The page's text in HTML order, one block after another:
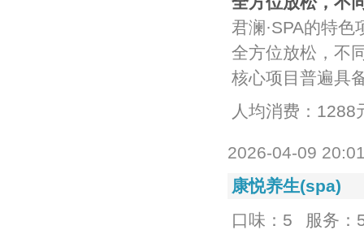
君澜·SPA‌的特
全方位放松，不
核心项目普遍具
人均消费：1288
2026-04-09
康悦养生(spa)
口味：5
服务：